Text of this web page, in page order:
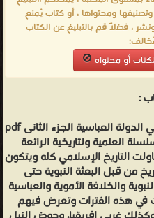
ومحتواها ، أو كتاب يُمنع
، فضلاً قم بالتبليغ عن الكتاب
أو محتواه
:
كتاب سلسلة التاريخ الاسلامي الدولة العباسية الجزء الثانى pdf
العلمية ولتاريخية الرائعة
التاريخ الإسلامي كله ويتكون
من قبل البعثة النبوية حتى
والخلافة الأموية والعباسية
في هذه الفترات وتعرض فيهم